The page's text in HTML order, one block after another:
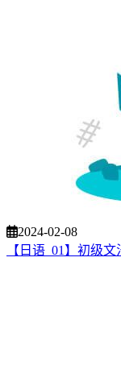
2024-02-08
【日语_01】初级文